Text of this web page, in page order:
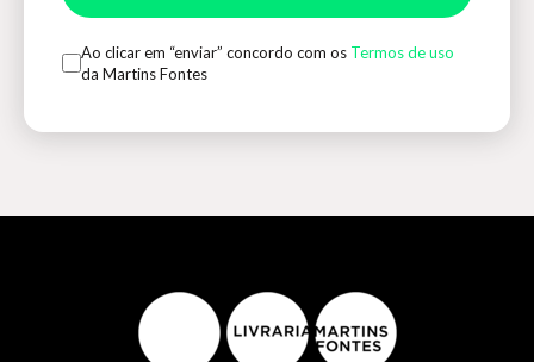
Ao clicar em “enviar” concordo com os Termos de uso
da Martins Fontes